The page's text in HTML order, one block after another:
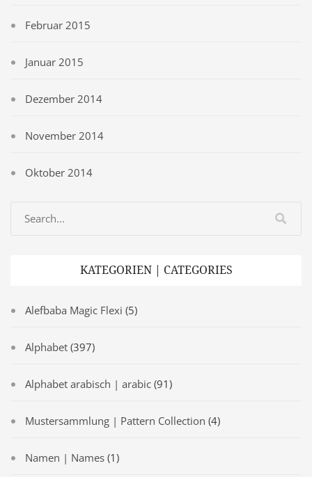
Februar 2015
Januar 2015
Dezember 2014
November 2014
Oktober 2014
KATEGORIEN | CATEGORIES
Alefbaba Magic Flexi (5)
Alphabet (397)
Alphabet arabisch | arabic (91)
Mustersammlung | Pattern Collection (4)
Namen | Names (1)